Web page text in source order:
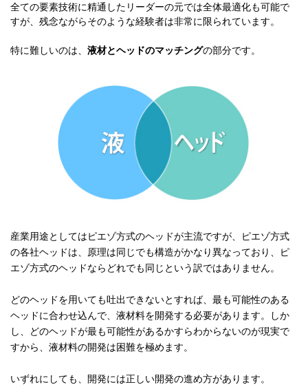
全ての要素技術に精通したリーダーの元では全体最適化も可能で
すが、残念ながらそのような経験者は非常に限られています。
特に難しいのは、 液材とヘッドのマッチングの部分です。
産業用途としてはピエゾ方式のヘッドが主流ですが、ピエゾ方式
の各社ヘッドは、原理は同じでも構造がかなり異なっており、ピ
エゾ方式のヘッドならどれでも同じという訳ではありません。
どのヘッドを用いても吐出できないとすれば、最も可能性のある
ヘッドに合わせ込んで、液材料を開発する必要があります。しか
し、どのヘッドが最も可能性があるかすらわからないのが現実で
すから、液材料の開発は困難を極めます。
いずれにしても、開発には正しい開発の進め方があります。